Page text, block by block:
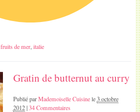
fruits de mer,italie
Gratin de butternut au curry
Publié parMademoiselle Cuisinele3 octobre
2012|34 Commentaires